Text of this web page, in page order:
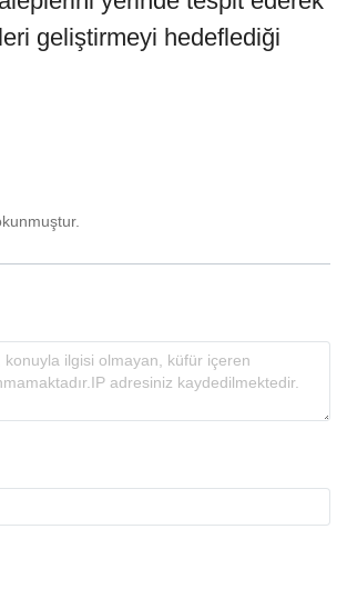
geliştirmeyi hedeflediği